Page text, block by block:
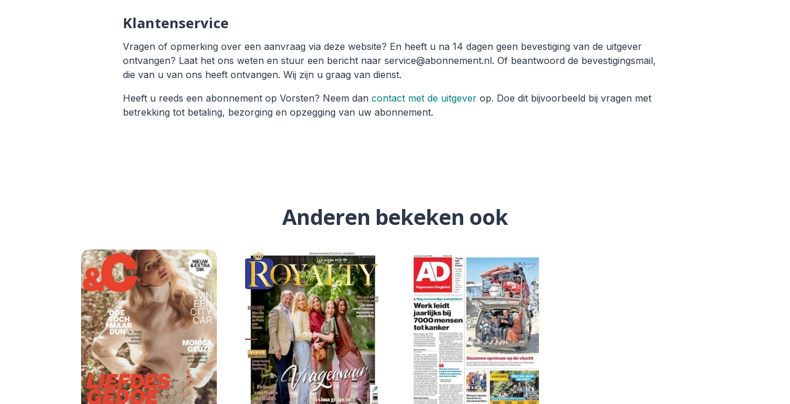
Klantenservice
Vragen of opmerking over een aanvraag via deze website? En heeft u na 14 dagen geen bevestiging van de uitgever
ontvangen? Laat het ons weten en stuur een bericht naar service@abonnement.nl. Of beantwoord de bevestigingsmail,
die van u van ons heeft ontvangen. Wij zijn u graag van dienst.
Heeft u reeds een abonnement op Vorsten? Neem dan contact met de uitgever op. Doe dit bijvoorbeeld bij vragen met
betrekking tot betaling, bezorging en opzegging van uw abonnement.
Anderen bekeken ook